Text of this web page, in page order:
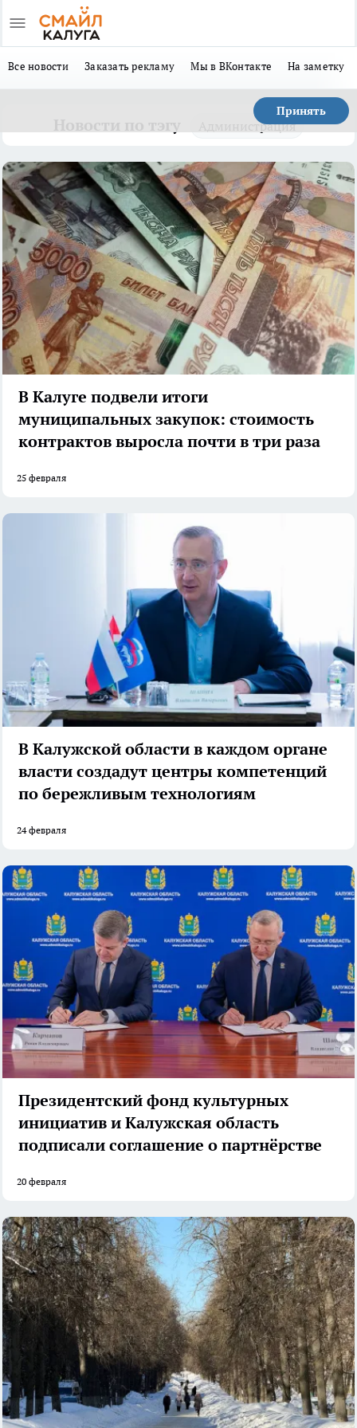
Все новости Заказать рекламу Мы в ВКонтакте На заметку
Принять
Администрация
В Калуге подвели итоги
муниципальных закупок: стоимость
контрактов выросла почти в три раза
25 февраля
В Калужской области в каждом органе
власти создадут центры компетенций
по бережливым технологиям
24 февраля
Президентский фонд культурных
инициатив и Калужская область
подписали соглашение о партнёрстве
20 февраля